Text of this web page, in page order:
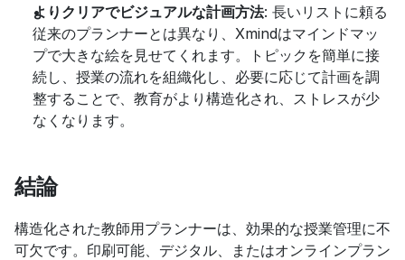
よりクリアでビジュアルな計画方法: 長いリストに頼る
従来のプランナーとは異なり、Xmindはマインドマッ
プで大きな絵を見せてくれます。トピックを簡単に接
続し、授業の流れを組織化し、必要に応じて計画を調
整することで、教育がより構造化され、ストレスが少
なくなります。
結論
構造化された教師用プランナーは、効果的な授業管理に不
可欠です。印刷可能、デジタル、またはオンラインプラン